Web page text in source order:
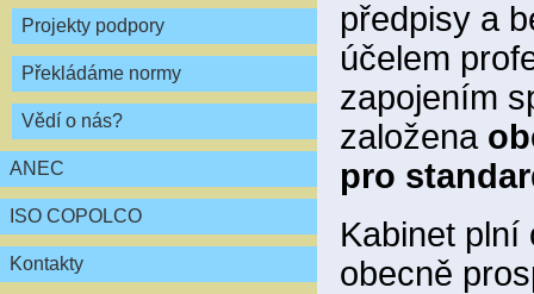
Projekty podpory
Překládáme normy
Vědí o nás?
ANEC
ISO COPOLCO
Kontakty
předpisy a
účelem
zapojením
založena
pro
Kabinet plní
obecně